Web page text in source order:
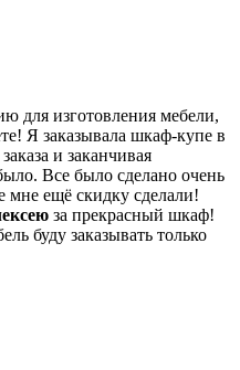
для изготовления мебели,
Я заказывала шкаф-купе в
и заканчивая
Все было сделано очень
мне ещё скидку сделали!
за прекрасный шкаф!
буду заказывать только